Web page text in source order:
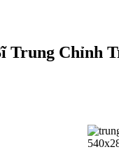
Trung Chỉnh